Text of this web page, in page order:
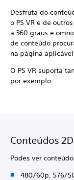
Desfruta do
o PS VR e de
a 360 graus e
de conteúdo
na página
O PS VR suporta
por exemplo:
Conteúdos 2D
Podes ver
480/60p, 576/